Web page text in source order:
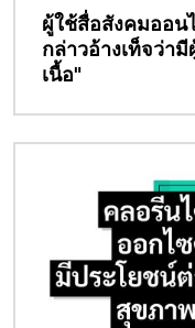
ผู้ใช้สื่อสังคมออน
กล่าวอ้างเท็จว่า
เนื้อ"